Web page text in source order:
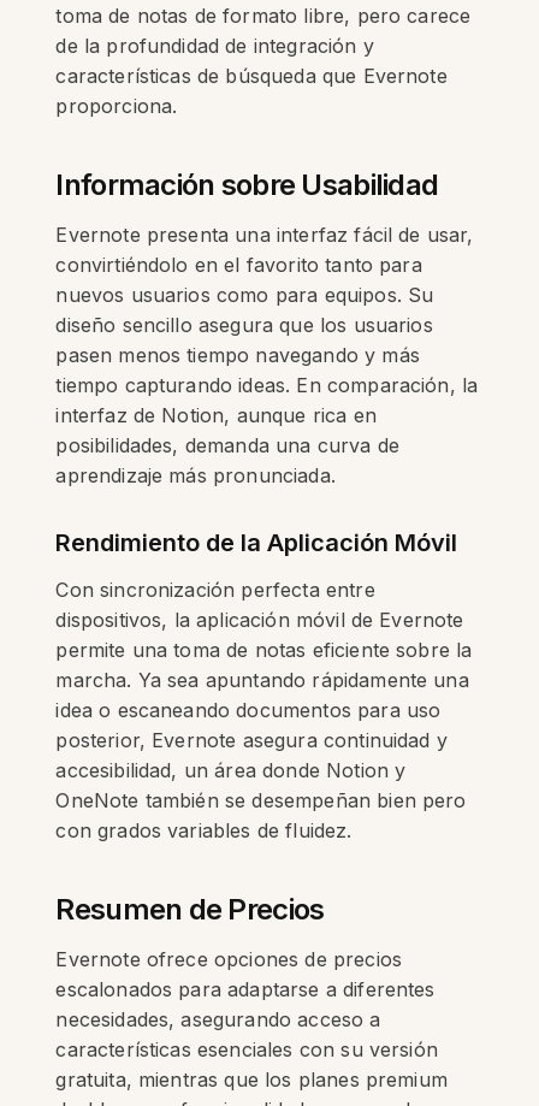
toma de notas de formato libre, pero carece
de la profundidad de integración y
características de búsqueda que Evernote
proporciona.
Información sobre Usabilidad
Evernote presenta una interfaz fácil de usar,
convirtiéndolo en el favorito tanto para
nuevos usuarios como para equipos. Su
diseño sencillo asegura que los usuarios
pasen menos tiempo navegando y más
tiempo capturando ideas. En comparación, la
interfaz de Notion, aunque rica en
posibilidades, demanda una curva de
aprendizaje más pronunciada.
Rendimiento de la Aplicación Móvil
Con sincronización perfecta entre
dispositivos, la aplicación móvil de Evernote
permite una toma de notas eficiente sobre la
marcha. Ya sea apuntando rápidamente una
idea o escaneando documentos para uso
posterior, Evernote asegura continuidad y
accesibilidad, un área donde Notion y
OneNote también se desempeñan bien pero
con grados variables de fluidez.
Resumen de Precios
Evernote ofrece opciones de precios
escalonados para adaptarse a diferentes
necesidades, asegurando acceso a
características esenciales con su versión
gratuita, mientras que los planes premium